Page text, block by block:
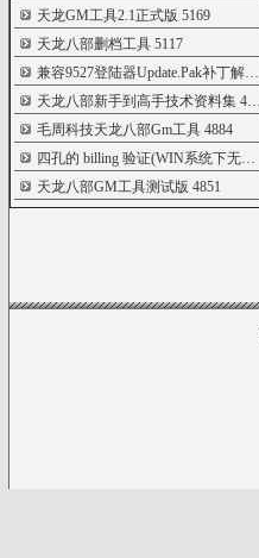
天龙GM工具2.1正式版 5169
天龙八部删档工具5117
兼容9527登陆器Update.Pak补丁解包打包器
天龙八部新手到高手技术资料集4937
毛周科技天龙八部Gm工具4884
四孔的 billing 验证(WIN系统下无限制版)
天龙八部GM工具测试版 4851